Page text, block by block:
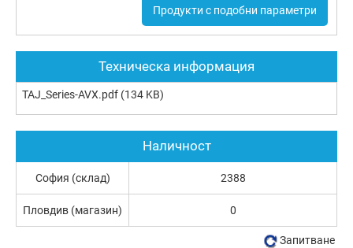
Продукти с подобни параметри
Техническа информация
TAJ_Series-AVX.pdf (134 KB)
Наличност
София (склад) 2388
Пловдив (магазин) 0
Запитване